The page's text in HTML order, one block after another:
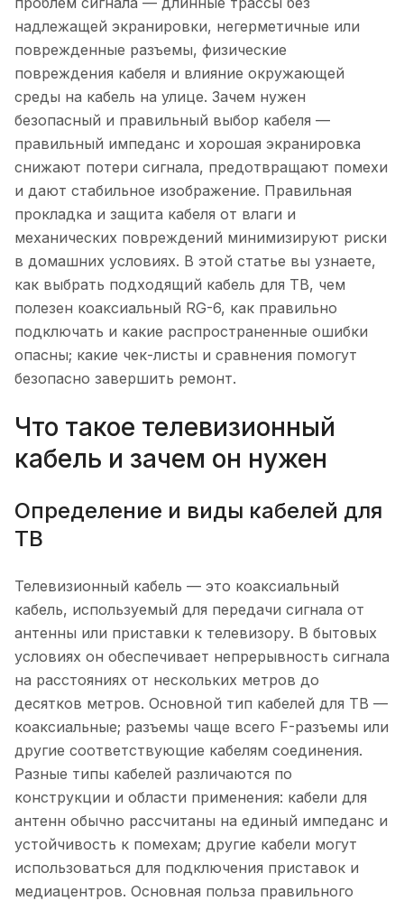
надлежащей экранировки, негерметичные или
поврежденные разъемы, физические
повреждения кабеля и влияние окружающей
среды на кабель на улице. Зачем нужен
безопасный и правильный выбор кабеля —
правильный импеданс и хорошая экранировка
снижают потери сигнала, предотвращают помехи
и дают стабильное изображение. Правильная
прокладка и защита кабеля от влаги и
механических повреждений минимизируют риски
в домашних условиях. В этой статье вы узнаете,
как выбрать подходящий кабель для ТВ, чем
полезен коаксиальный RG-6, как правильно
подключать и какие распространенные ошибки
опасны; какие чек-листы и сравнения помогут
безопасно завершить ремонт.
Что такое телевизионный
кабель и зачем он нужен
Определение и виды кабелей для
ТВ
Телевизионный кабель — это коаксиальный
кабель, используемый для передачи сигнала от
антенны или приставки к телевизору. В бытовых
условиях он обеспечивает непрерывность сигнала
на расстояниях от нескольких метров до
десятков метров. Основной тип кабелей для ТВ —
коаксиальные; разъемы чаще всего F-разъемы или
другие соответствующие кабелям соединения.
Разные типы кабелей различаются по
конструкции и области применения: кабели для
антенн обычно рассчитаны на единый импеданс и
устойчивость к помехам; другие кабели могут
использоваться для подключения приставок и
медиацентров. Основная польза правильного